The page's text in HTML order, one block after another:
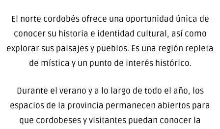
El norte cordobés ofrece una oportunidad única de
conocer su historia e identidad cultural, así como
explorar sus paisajes y pueblos. Es una región repleta
de mística y un punto de interés histórico.
Durante el verano y a lo largo de todo el año, los
espacios de la provincia permanecen abiertos para
que cordobeses y visitantes puedan conocer la